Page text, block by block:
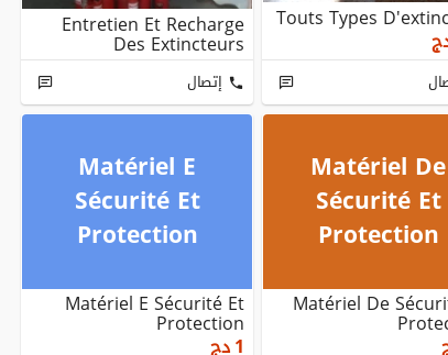
Touts Types
Entretien Et Recharge
Des Extincteurs
إتصال
Matériel De
Sécurité Et
Protection
Matériel De
Matériel E
Sécurité Et
Protection
Matériel E Sécurité Et
Protection
1دج